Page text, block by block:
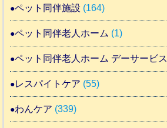
ペット同伴施設 (164)
ペット同伴老人ホーム (1)
ペット同伴老人ホーム デーサービス
レスパイトケア (55)
わんケア (339)